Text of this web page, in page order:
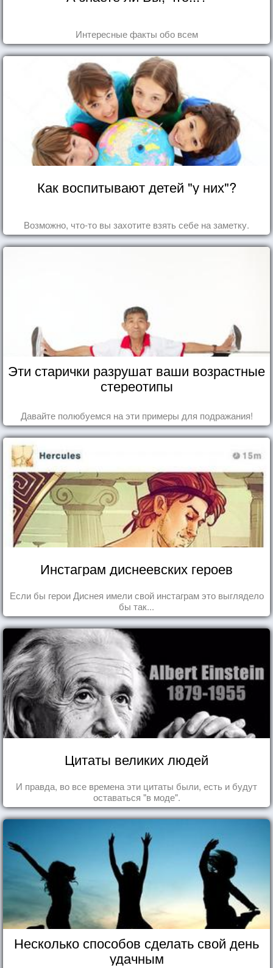
Интересные факты обо всем
Как воспитывают детей "у них"?
Возможно, что-то вы захотите взять себе на заметку.
Эти старички разрушат ваши возрастные
стереотипы
Давайте полюбуемся на эти примеры для подражания!
Инстаграм диснеевских героев
Если бы герои Диснея имели свой инстаграм это выглядело
бы так...
Цитаты великих людей
И правда, во все времена эти цитаты были, есть и будут
оставаться "в моде".
Несколько способов сделать свой день
удачным